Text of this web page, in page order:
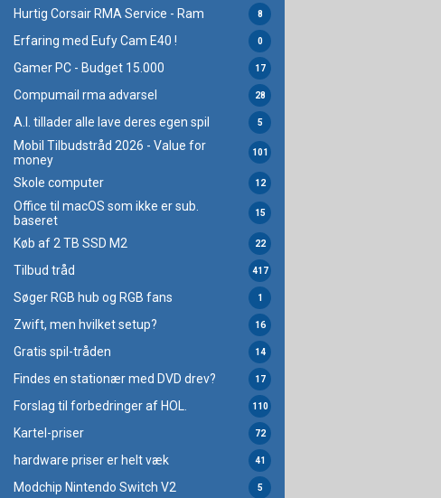
Hurtig Corsair RMA Service - Ram 8
Erfaring med Eufy Cam E40 ! 0
Gamer PC - Budget 15.000 17
Compumail rma advarsel 28
A.I. tillader alle lave deres egen spil 5
Mobil Tilbudstråd 2026 - Value for
money
101
Skole computer 12
Office til macOS som ikke er sub.
baseret
15
Køb af 2 TB SSD M2 22
Tilbud tråd 417
Søger RGB hub og RGB fans 1
Zwift, men hvilket setup? 16
Gratis spil-tråden 14
Findes en stationær med DVD drev? 17
Forslag til forbedringer af HOL. 110
Kartel-priser 72
hardware priser er helt væk 41
Modchip Nintendo Switch V2 5